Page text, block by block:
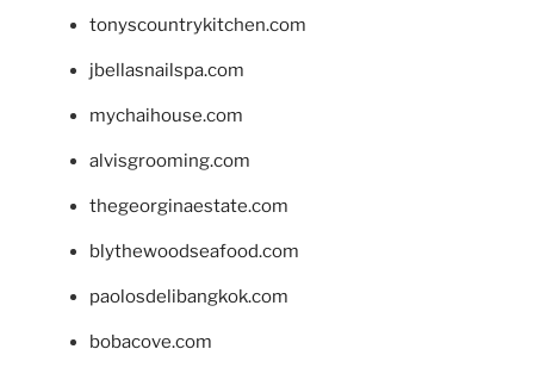
tonyscountrykitchen.com
jbellasnailspa.com
mychaihouse.com
alvisgrooming.com
thegeorginaestate.com
blythewoodseafood.com
paolosdelibangkok.com
bobacove.com